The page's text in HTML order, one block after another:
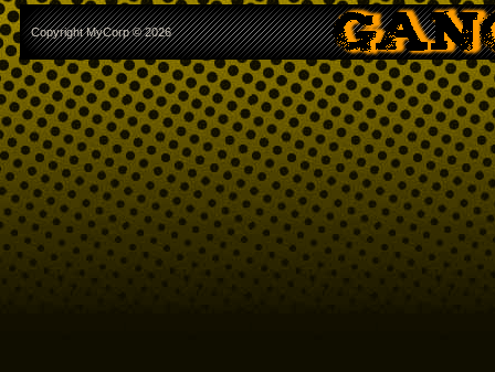
Copyright MyCorp © 2026